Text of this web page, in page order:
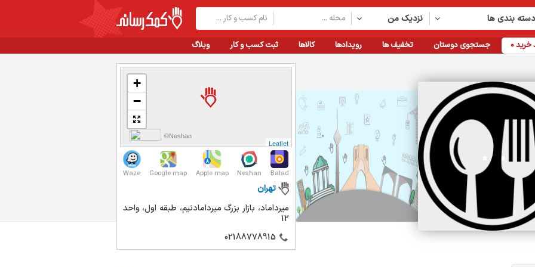
نزدیک من بندی ها
وبلاگ ثبت کسب و کار کالاها رویدادها تخفیف ها جستجوی دوستان خرید0
+
−
Leaflet
©Neshan
Balad
Neshan
Apple map
Google map
Waze
تهران
میرداماد، بازار بزرگ میردامادنیم، طبقه اول، واحد
12
02188778915